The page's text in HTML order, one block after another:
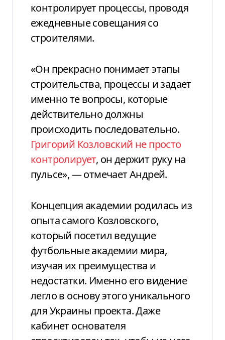
контролирует процессы, проводя
ежедневные совещания со
строителями.
«Он прекрасно понимает этапы
строительства, процессы и задает
именно те вопросы, которые
действительно должны
происходить последовательно.
Григорий Козловский не просто
контролирует, он держит руку на
пульсе», — отмечает Андрей.
Концепция академии родилась из
опыта самого Козловского,
который посетил ведущие
футбольные академии мира,
изучая их преимущества и
недостатки. Именно его видение
легло в основу этого уникального
для Украины проекта. Даже
кабинет основателя